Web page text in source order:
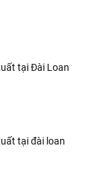
tại Đài Loan
tại đài loan